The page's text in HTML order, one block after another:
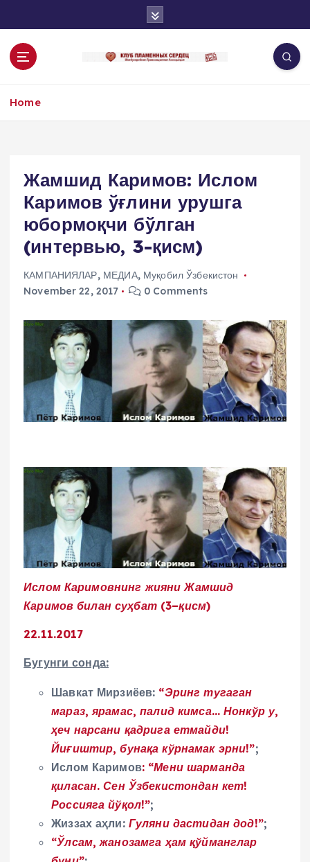
o
Home
Жамшид Каримов: Ислом
Каримов ўғлини урушга
юбормоқчи бўлган
(интервью, 3-қисм)
КАМПАНИЯЛАР, МЕДИА, Муқобил Ўзбекистон
November 22, 2017
0 Comments
Ислом Каримовнинг жияни Жамшид
Каримов билан суҳбат (3–қисм)
22.11.2017
Бугунги сонда:
Шавкат Мирзиёев: “Эринг тугаган
мараз, ярамас, палид кимса… Нонкўр у,
ҳеч нарсани қадрига етмайди!
Йиғиштир, бунақа кўрнамак эрни!”;
Ислом Каримов: “Мени шарманда
қиласан. Сен Ўзбекистондан кет!
Россияга йўқол!”;
Жиззах аҳли: Гуляни дастидан дод!”;
“Ўлсам, жанозамга ҳам қўйманглар